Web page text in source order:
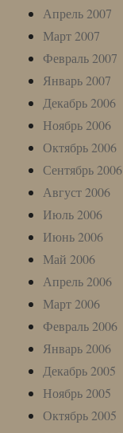
Апрель 2007
Март 2007
Февраль 2007
Январь 2007
Декабрь 2006
Ноябрь 2006
Октябрь 2006
Сентябрь 2006
Август 2006
Июль 2006
Июнь 2006
Май 2006
Апрель 2006
Март 2006
Февраль 2006
Январь 2006
Декабрь 2005
Ноябрь 2005
Октябрь 2005